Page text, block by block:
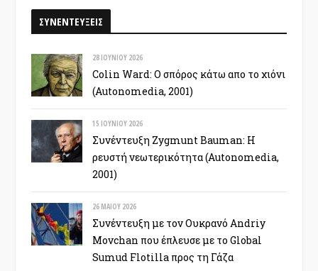
ΣΥΝΕΝΤΕΥΞΕΙΣ
28 ΙΟΥΝΊΟΥ 2026
Colin Ward: Ο σπόρος κάτω απο το χιόνι
(Autonomedia, 2001)
15 ΙΟΥΝΊΟΥ 2026
Συνέντευξη Zygmunt Bauman: Η
ρευστή νεωτερικότητα (Autonomedia,
2001)
26 ΜΑΪ́ΟΥ 2026
Συνέντευξη με τον Ουκρανό Andriy
Movchan που έπλευσε με το Global
Sumud Flotilla προς τη Γάζα